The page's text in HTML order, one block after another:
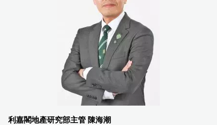
利嘉閣地產研究部主管 陳海潮